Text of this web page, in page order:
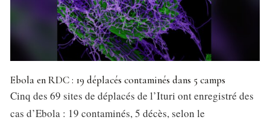
Ebola en RDC : 19 déplacés contaminés dans 5 camps
Cinq des 69 sites de déplacés de l’Ituri ont enregistré des
cas d’Ebola : 19 contaminés, 5 décès, selon le